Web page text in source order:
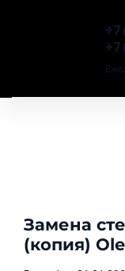
+7
+7
Замена
(копия)